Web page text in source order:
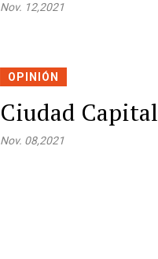
Nov. 12,2021
OPINIÓN
Ciudad Capital
Nov. 08,2021